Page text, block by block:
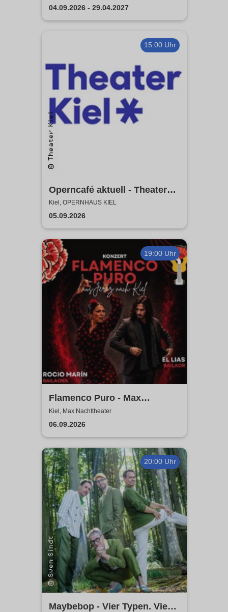
04.09.2026 - 29.04.2027
15:00 Uhr
Operncafé aktuell - Theater
Kiel
Kiel, OPERNHAUS KIEL
05.09.2026
19:00 Uhr
Flamenco Puro - Max
Nachttheater
Kiel, Max Nachttheater
06.09.2026
20:00 Uhr
Maybebop - Vier Typen. Vier